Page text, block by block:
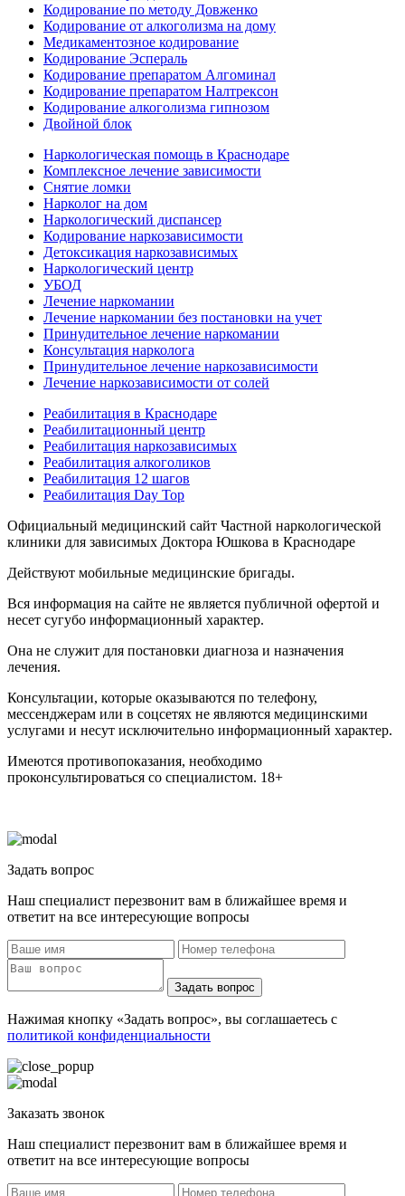
Кодирование по методу Довженко
Кодирование от алкоголизма на дому
Медикаментозное кодирование
Кодирование Эспераль
Кодирование препаратом Алгоминал
Кодирование препаратом Налтрексон
Кодирование алкоголизма гипнозом
Двойной блок
Наркологическая помощь в Краснодаре
Комплексное лечение зависимости
Снятие ломки
Нарколог на дом
Наркологический диспансер
Кодирование наркозависимости
Детоксикация наркозависимых
Наркологический центр
УБОД
Лечение наркомании
Лечение наркомании без постановки на учет
Принудительное лечение наркомании
Консультация нарколога
Принудительное лечение наркозависимости
Лечение наркозависимости от солей
Реабилитация в Краснодаре
Реабилитационный центр
Реабилитация наркозависимых
Реабилитация алкоголиков
Реабилитация 12 шагов
Реабилитация Day Top
Официальный медицинский сайт Частной наркологической
клиники для зависимых Доктора Юшкова в Краснодаре
Действуют мобильные медицинские бригады.
Вся информация на сайте не является публичной офертой и
несет сугубо информационный характер.
Она не служит для постановки диагноза и назначения
лечения.
Консультации, которые оказываются по телефону,
мессенджерам или в соцсетях не являются медицинскими
услугами и несут исключительно информационный характер.
Имеются противопоказания, необходимо
проконсультироваться со специалистом. 18+
Задать вопрос
Наш специалист перезвонит вам в ближайшее время и
ответит на все интересующие вопросы
Задать вопрос
Нажимая кнопку «Задать вопрос», вы соглашаетесь с
политикой конфиденциальности
Заказать звонок
Наш специалист перезвонит вам в ближайшее время и
ответит на все интересующие вопросы